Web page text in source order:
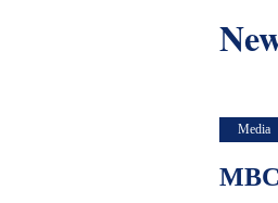
Media